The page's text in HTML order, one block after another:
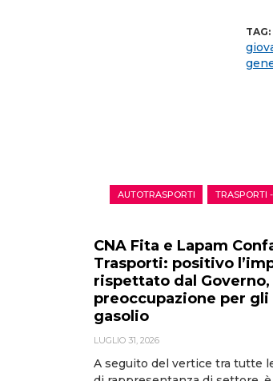
TAG:
AUTOTRASPORTI TRASPORTI
CNA Fita e Lapam
Trasporti: positivo
rispettato dal Governo,
preoccupazione per
gasolio
LUGLIO 31, 2026
A seguito del vertice tra tutte